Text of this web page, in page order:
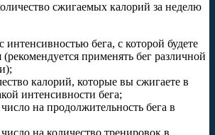
сжигаемых калорий за неделю
интенсивностью бега, с которой будете
(рекомендуется применять бег различной
калорий, которые вы сжигаете в
интенсивности бега;
на продолжительность бега в